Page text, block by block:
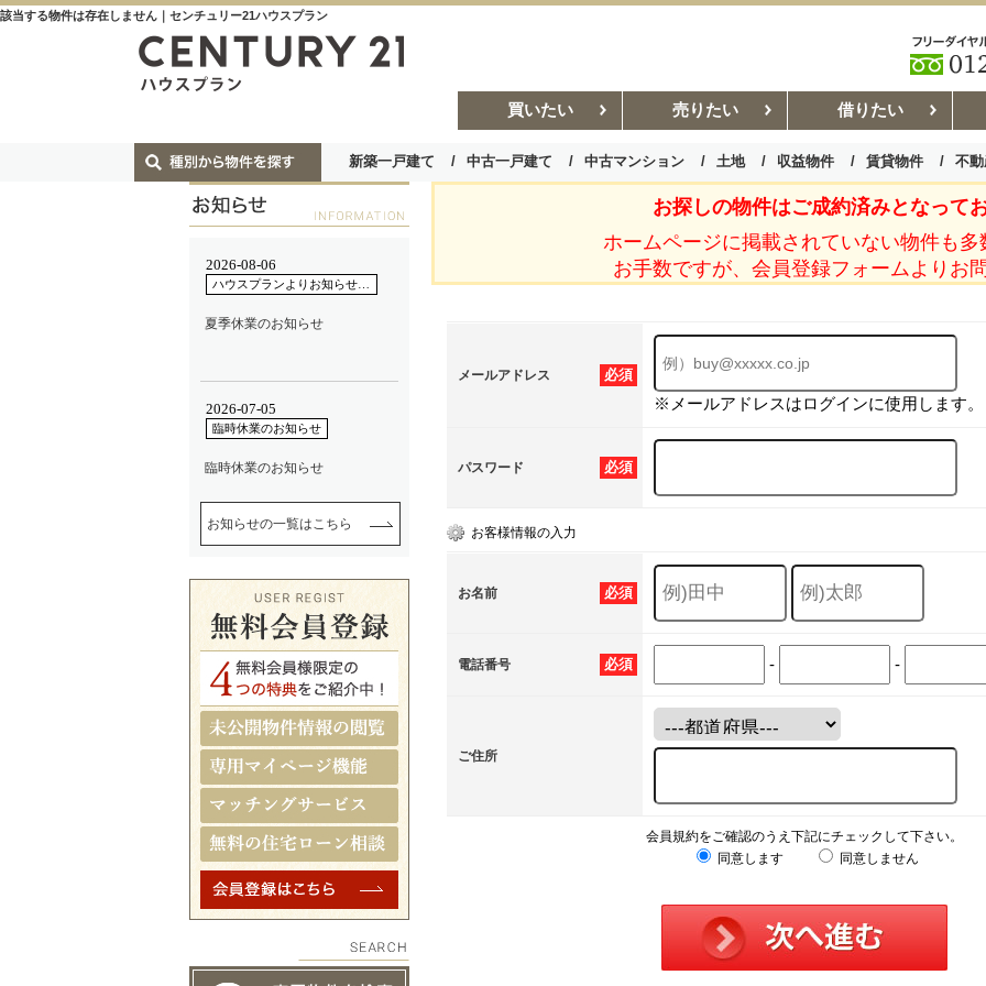
該当する物件は存在しません｜センチュリー21ハウスプラン
買いたい 売りたい 借りたい
新築一戸建て 中古一戸建て 中古マンション 土地 収益物件 賃貸物件 不
お部屋探しコラム 賃貸管理コ
お探しの物件はご成約済みとなってお
ホームページに掲載されていない物件も多
お手数ですが、会員登録フォームよりお
必須
メールアドレス
※メールアドレスはログインに使用します。
必須
パスワード
お客様情報の入力
必須
お名前
必須
電話番号 - -
ご住所
会員規約をご確認のうえ下記にチェックして下さい。
同意します
同意しません
お知らせの一覧はこちら